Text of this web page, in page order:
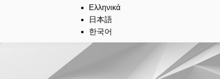
Ελληνικά
日本語
한국어